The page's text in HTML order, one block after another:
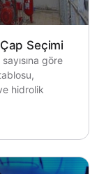
Seçimi
göre
hidrolik